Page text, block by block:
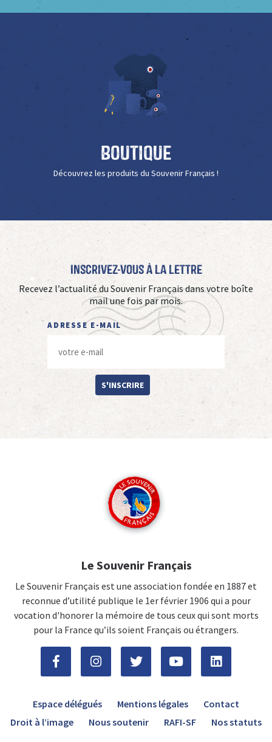
Boutique
Découvrez les produits du Souvenir Français !
Inscrivez-vous à La Lettre
Recevez l’actualité du Souvenir Français dans votre boîte
mail une fois par mois.
ADRESSE E-MAIL
S'INSCRIRE
Le Souvenir Français
Le Souvenir Français est une association fondée en 1887 et
reconnue d’utilité publique le 1er février 1906 qui a pour
vocation d'honorer la mémoire de tous ceux qui sont morts
pour la France qu’ils soient Français ou étrangers.
Espace délégués Mentions légales
Contact
Droit à l’image
Nous soutenir RAFI-SF Nos statuts